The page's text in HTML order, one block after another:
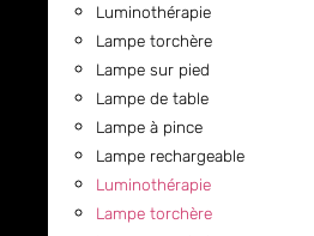
Luminothérapie
Lampe torchère
Lampe sur pied
Lampe de table
Lampe à pince
Lampe rechargeable
Luminothérapie
Lampe torchère